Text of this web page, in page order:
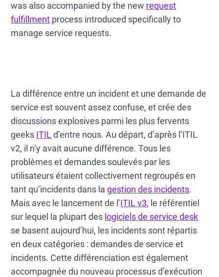
was also accompanied by the new request
fulfillment process introduced specifically to
manage service requests.
La différence entre un incident et une demande de
service est souvent assez confuse, et crée des
discussions explosives parmi les plus fervents
geeks ITIL d’entre nous. Au départ, d’après l’ITIL
v2, il n’y avait aucune différence. Tous les
problèmes et demandes soulevés par les
utilisateurs étaient collectivement regroupés en
tant qu’incidents dans lagestion des incidents.
Mais avec le lancement de l’ITIL v3, le référentiel
sur lequel la plupart des logiciels de service desk
se basent aujourd’hui, les incidents sont répartis
en deux catégories : demandes de service et
incidents. Cette différenciation est également
accompagnée du nouveau processus d’exécution